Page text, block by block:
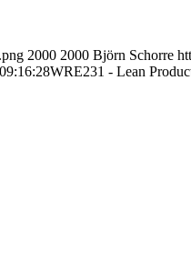
2000 2000 Björn Schorre
WRE231 - Lean